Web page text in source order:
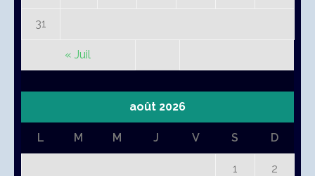
31
« Juil
août 2026
L M M J V S D
1 2